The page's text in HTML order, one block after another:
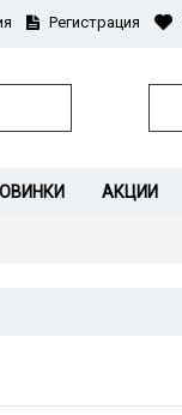
Регистрация
АКЦИИ